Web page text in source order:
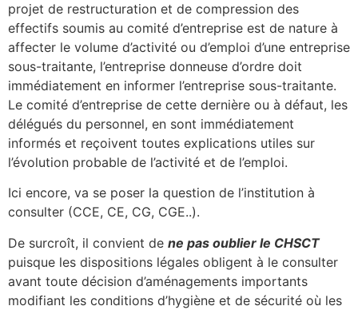
projet de restructuration et de compression des
effectifs soumis au comité d’entreprise est de nature à
affecter le volume d’activité ou d’emploi d’une entreprise
sous-traitante, l’entreprise donneuse d’ordre doit
immédiatement en informer l’entreprise sous-traitante.
Le comité d’entreprise de cette dernière ou à défaut, les
délégués du personnel, en sont immédiatement
informés et reçoivent toutes explications utiles sur
l’évolution probable de l’activité et de l’emploi.
Ici encore, va se poser la question de l’institution à
consulter (CCE, CE, CG, CGE..).
De surcroît, il convient de ne pas oublier le CHSCT
puisque les dispositions légales obligent à le consulter
avant toute décision d’aménagements importants
modifiant les conditions d’hygiène et de sécurité où les